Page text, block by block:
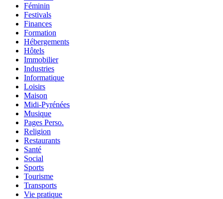
Féminin
Festivals
Finances
Formation
Hébergements
Hôtels
Immobilier
Industries
Informatique
Loisirs
Maison
Midi-Pyrénées
Musique
Pages Perso.
Religion
Restaurants
Santé
Social
Sports
Tourisme
Transports
Vie pratique